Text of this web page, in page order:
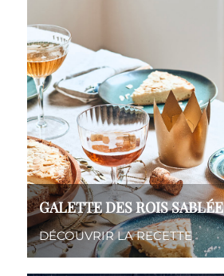
GALETTE DES ROIS SABLÉE
DÉCOUVRIR LA RECETTE